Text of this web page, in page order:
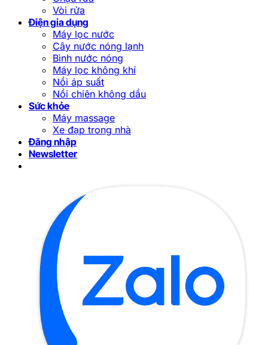
Vòi rửa
Điện gia dụng
Máy lọc nước
Cây nước nóng lạnh
Bình nước nóng
Máy lọc không khí
Nồi áp suất
Nồi chiên không dầu
Sức khỏe
Máy massage
Xe đạp trong nhà
Đăng nhập
Newsletter